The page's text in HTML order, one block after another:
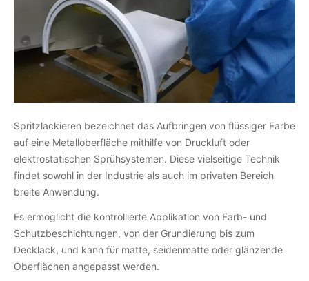
Spritzlackieren bezeichnet das Aufbringen von flüssiger Farbe
auf eine Metalloberfläche mithilfe von Druckluft oder
elektrostatischen Sprühsystemen. Diese vielseitige Technik
findet sowohl in der Industrie als auch im privaten Bereich
breite Anwendung.
Es ermöglicht die kontrollierte Applikation von Farb- und
Schutzbeschichtungen, von der Grundierung bis zum
Decklack, und kann für matte, seidenmatte oder glänzende
Oberflächen angepasst werden.